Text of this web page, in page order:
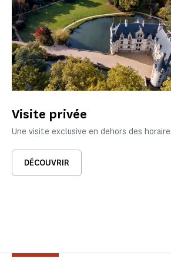
Visite privée
Une visite exclusive en dehors des
DÉCOUVRIR